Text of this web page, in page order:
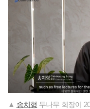
▲ 송치형 두나무 회장이